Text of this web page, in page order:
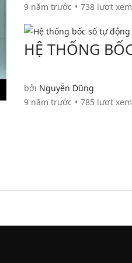
9 năm trước
738 lượt xem
HỆ THỐNG
bởi Nguyễn Dũng
9 năm trước
785 lượt xem